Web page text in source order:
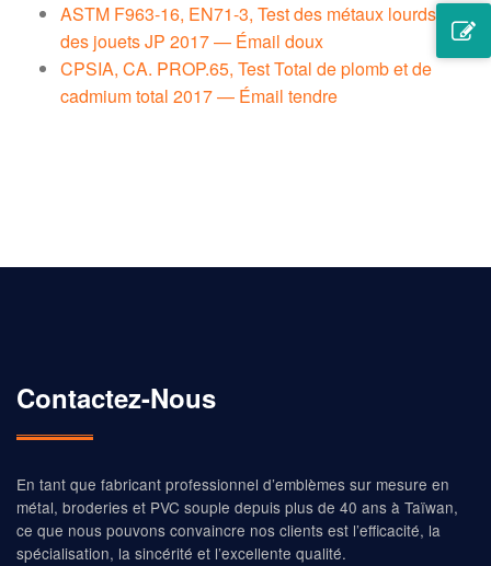
ASTM F963-16, EN71-3, Test des métaux lourds et
des jouets JP 2017 — Émail doux
CPSIA, CA. PROP.65, Test Total de plomb et de
cadmium total 2017 — Émail tendre
Contactez-Nous
En tant que fabricant professionnel d’emblèmes sur mesure en
métal, broderies et PVC souple depuis plus de 40 ans à Taïwan,
ce que nous pouvons convaincre nos clients est l’efficacité, la
spécialisation, la sincérité et l’excellente qualité.